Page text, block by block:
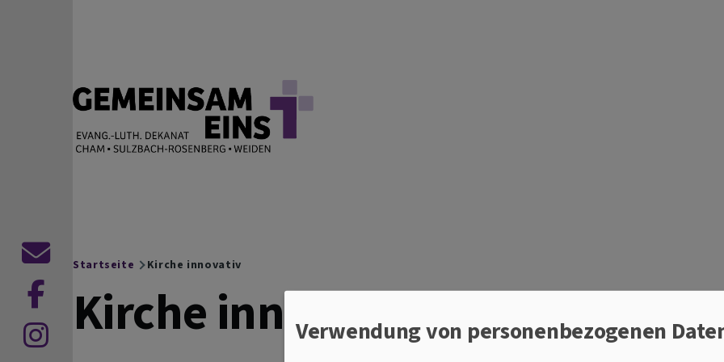
EVANG.-LUTH. DEKANAT GEMEINSAM EINS
Cham Sulzbach-Rosenberg Weiden
Breadcrumb
Startseite Kirche innovativ
Kirche innovativ
Kontaktformular
Verwendung von personenbezogenen